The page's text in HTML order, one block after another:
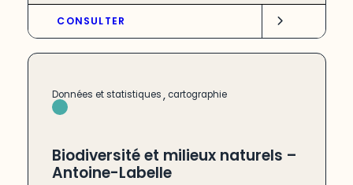
CONSULTER
Données et statistiques, cartographie
Biodiversité et milieux naturels –
Antoine-Labelle